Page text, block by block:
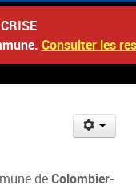
Consulter les
deColombier-